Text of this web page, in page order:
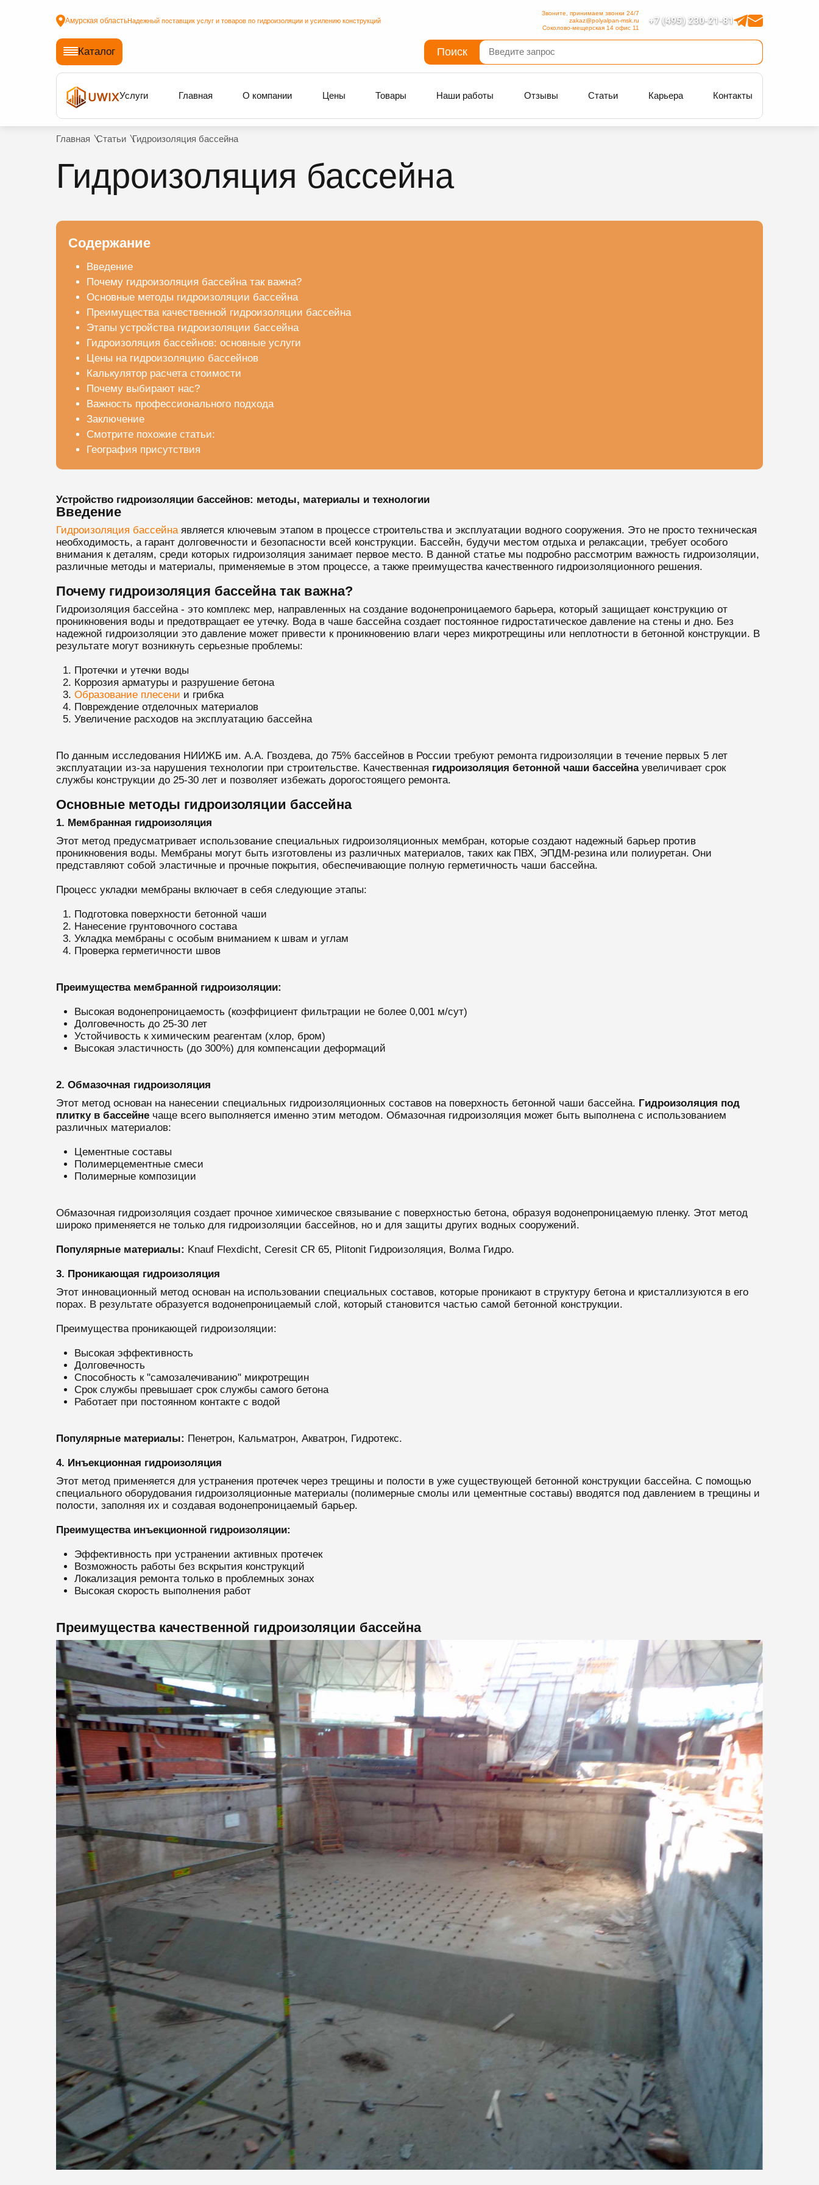
Амурская областьНадежный поставщик услуг и товаров по гидроизоляции и усилению конструкций +7 (495) 230-21-81
Звоните, принимаем звонки 24/7
zakaz@polyalpan-msk.ru
Соколово-мещерская 14 офис 11
Каталог Поиск
Услуги Главная О компании Цены Товары Наши работы Отзывы Статьи Карьера Контакты
Главная Статьи Гидроизоляция бассейна
Гидроизоляция бассейна
Содержание
Введение
Почему гидроизоляция бассейна так важна?
Основные методы гидроизоляции бассейна
Преимущества качественной гидроизоляции бассейна
Этапы устройства гидроизоляции бассейна
Гидроизоляция бассейнов: основные услуги
Цены на гидроизоляцию бассейнов
Калькулятор расчета стоимости
Почему выбирают нас?
Важность профессионального подхода
Заключение
Смотрите похожие статьи:
География присутствия
Устройство гидроизоляции бассейнов: методы, материалы и технологии
Введение
Гидроизоляция бассейнаявляется ключевым этапом в процессе строительства и эксплуатации водного сооружения. Это не просто техническая
необходимость, а гарант долговечности и безопасности всей конструкции. Бассейн, будучи местом отдыха и релаксации, требует особого
внимания к деталям, среди которых гидроизоляция занимает первое место. В данной статье мы подробно рассмотрим важность гидроизоляции,
различные методы и материалы, применяемые в этом процессе, а также преимущества качественного гидроизоляционного решения.
Почему гидроизоляция бассейна так важна?
Гидроизоляция бассейна - это комплекс мер, направленных на создание водонепроницаемого барьера, который защищает конструкцию от
проникновения воды и предотвращает ее утечку. Вода в чаше бассейна создает постоянное гидростатическое давление на стены и дно. Без
надежной гидроизоляции это давление может привести к проникновению влаги через микротрещины или неплотности в бетонной конструкции. В
результате могут возникнуть серьезные проблемы:
Протечки и утечки воды
Коррозия арматуры и разрушение бетона
Образование плесени и грибка
Повреждение отделочных материалов
Увеличение расходов на эксплуатацию бассейна
По данным исследования НИИЖБ им. А.А. Гвоздева, до 75% бассейнов в России требуют ремонта гидроизоляции в течение первых 5 лет
эксплуатации из-за нарушения технологии при строительстве. Качественная гидроизоляция бетонной чаши бассейнаувеличивает срок
службы конструкции до 25-30 лет и позволяет избежать дорогостоящего ремонта.
Основные методы гидроизоляции бассейна
1. Мембранная гидроизоляция
Этот метод предусматривает использование специальных гидроизоляционных мембран, которые создают надежный барьер против
проникновения воды. Мембраны могут быть изготовлены из различных материалов, таких как ПВХ, ЭПДМ-резина или полиуретан. Они
представляют собой эластичные и прочные покрытия, обеспечивающие полную герметичность чаши бассейна.
Процесс укладки мембраны включает в себя следующие этапы:
Подготовка поверхности бетонной чаши
Нанесение грунтовочного состава
Укладка мембраны с особым вниманием к швам и углам
Проверка герметичности швов
Преимущества мембранной гидроизоляции:
Высокая водонепроницаемость (коэффициент фильтрации не более 0,001 м/сут)
Долговечность до 25-30 лет
Устойчивость к химическим реагентам (хлор, бром)
Высокая эластичность (до 300%) для компенсации деформаций
2. Обмазочная гидроизоляция
Этот метод основан на нанесении специальных гидроизоляционных составов на поверхность бетонной чаши бассейна. Гидроизоляция под
плитку в бассейнечаще всего выполняется именно этим методом. Обмазочная гидроизоляция может быть выполнена с использованием
различных материалов:
Цементные составы
Полимерцементные смеси
Полимерные композиции
Обмазочная гидроизоляция создает прочное химическое связывание с поверхностью бетона, образуя водонепроницаемую пленку. Этот метод
широко применяется не только для гидроизоляции бассейнов, но и для защиты других водных сооружений.
Популярные материалы: Knauf Flexdicht, Ceresit CR 65, Plitonit Гидроизоляция, Волма Гидро.
3. Проникающая гидроизоляция
Этот инновационный метод основан на использовании специальных составов, которые проникают в структуру бетона и кристаллизуются в его
порах. В результате образуется водонепроницаемый слой, который становится частью самой бетонной конструкции.
Преимущества проникающей гидроизоляции:
Высокая эффективность
Долговечность
Способность к "самозалечиванию" микротрещин
Срок службы превышает срок службы самого бетона
Работает при постоянном контакте с водой
Популярные материалы: Пенетрон, Кальматрон, Акватрон, Гидротекс.
4. Инъекционная гидроизоляция
Этот метод применяется для устранения протечек через трещины и полости в уже существующей бетонной конструкции бассейна. С помощью
специального оборудования гидроизоляционные материалы (полимерные смолы или цементные составы) вводятся под давлением в трещины и
полости, заполняя их и создавая водонепроницаемый барьер.
Преимущества инъекционной гидроизоляции:
Эффективность при устранении активных протечек
Возможность работы без вскрытия конструкций
Локализация ремонта только в проблемных зонах
Высокая скорость выполнения работ
Преимущества качественной гидроизоляции бассейна